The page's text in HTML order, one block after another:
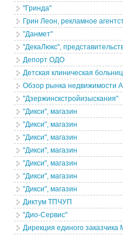
"Гринда"
Грин Леон, рекламное
"Данмет"
"ДекаЛюкс",
Депорт ОДО
Детская клиническая
Обзор рынка недвижимости
"Дзержинскстройизыскания"
"Дикси", магазин
"Дикси", магазин
"Дикси", магазин
"Дикси", магазин
"Дикси", магазин
"Дикси", магазин
"Дикси", магазин
Диктум ТПЧУП
"Дио-Сервис"
Дирекция единого заказчика